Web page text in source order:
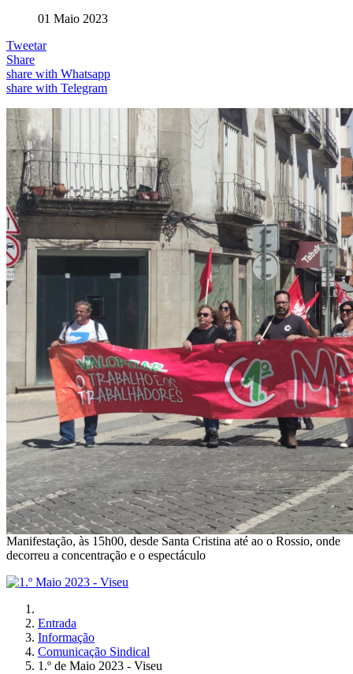
01 Maio 2023
Tweetar
Share
share with Whatsapp
share with Telegram
Manifestação, às 15h00, desde Santa Cristina até ao o Rossio, onde
decorreu a concentração e o espectáculo
Entrada
Informação
Comunicação Sindical
1.º de Maio 2023 - Viseu